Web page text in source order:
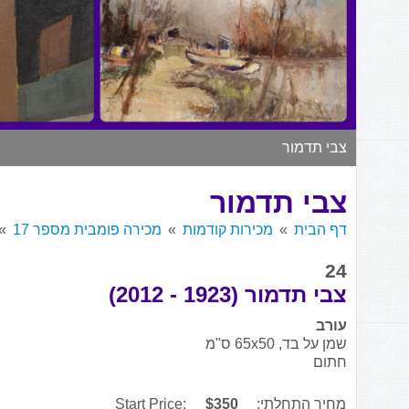
צבי תדמור
צבי תדמור
דף הבית מכירות קודמות מכירה פומבית מספר 17
24
צבי תדמור (1923 - 2012)
עורב
שמן על בד, 65x50 ס"מ
חתום
מחיר התחלתי: $350
Start Price: